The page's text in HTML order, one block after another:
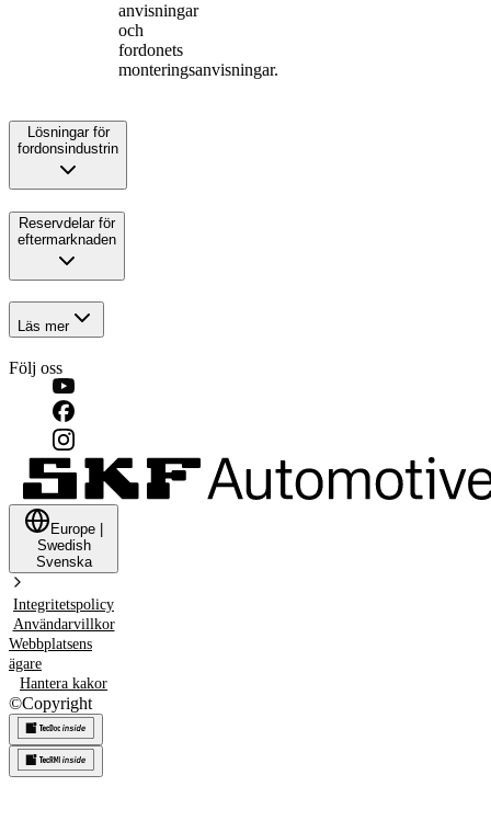
anvisningar
och
fordonets
monteringsanvisningar.
Lösningar för
fordonsindustrin
Reservdelar för
eftermarknaden
Läs mer
Följ oss
Europe
Swedish
Svenska
Integritetspolicy
Användarvillkor
Webbplatsens
ägare
Hantera kakor
©Copyright